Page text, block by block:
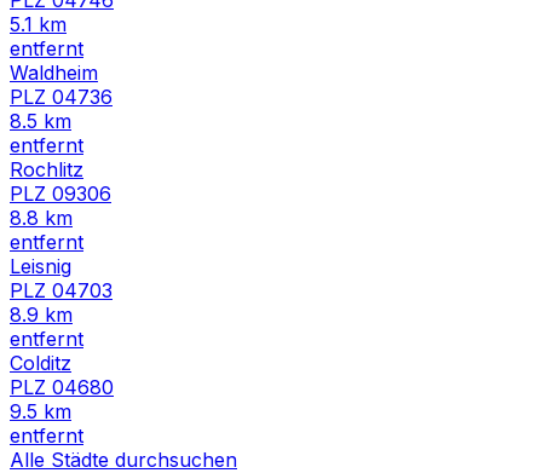
5.1 km
entfernt
Waldheim
PLZ 04736
8.5 km
entfernt
Rochlitz
PLZ 09306
8.8 km
entfernt
Leisnig
PLZ 04703
8.9 km
entfernt
Colditz
PLZ 04680
9.5 km
entfernt
Alle Städte durchsuchen